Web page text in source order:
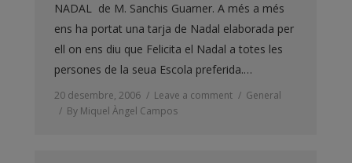
NADAL de M. Sanchis Guarner. A més a més
ens ha portat una tarja de Nadal elaborada per
ell on ens diu que Felicita el Nadal a totes les
persones de la seua Escola preferida.…
20 desembre, 2006 Leave a comment
General
By Miquel Àngel Campos